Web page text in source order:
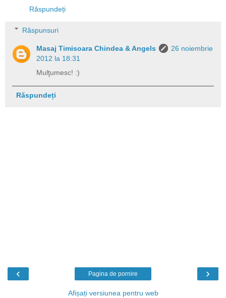
Răspundeți
Răspunsuri
Masaj Timisoara Chindea & Angels
26 noiembrie
2012 la 18:31
Mulţumesc! :)
Răspundeți
‹ ›
Pagina de pornire
Afișați versiunea pentru web